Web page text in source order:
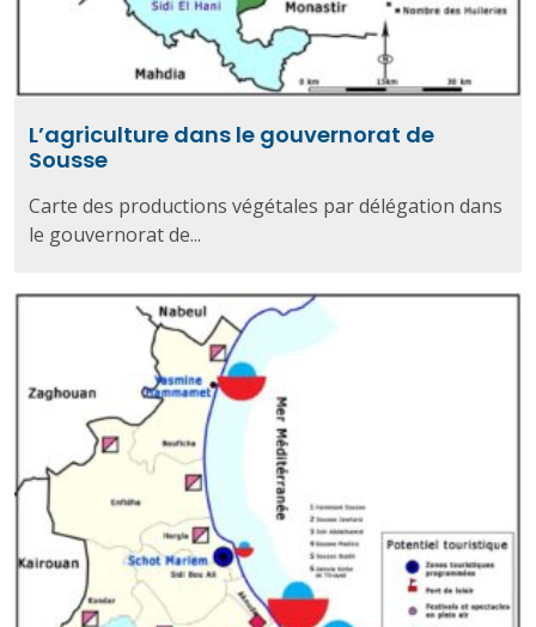
L’agriculture dans le gouvernorat de
Sousse
Carte des productions végétales par délégation dans
le gouvernorat de...